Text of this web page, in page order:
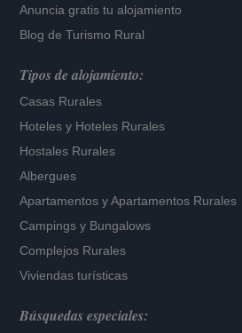
Anuncia gratis tu alojamiento
Blog de Turismo Rural
Tipos de alojamiento:
Casas Rurales
Hoteles y Hoteles Rurales
Hostales Rurales
Albergues
Apartamentos yApartamentos Rurales
Campings y Bungalows
Complejos Rurales
Viviendas turísticas
Búsquedas especiales: